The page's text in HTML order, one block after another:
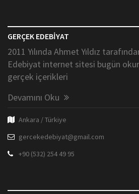
GERÇEK EDEBİYAT
2011 Yılında Ahmet Yıldız
Edebiyat internet sitesi bugün
gerçek içerikleri
Devamını Oku
Ankara / Türkiye
gercekedebiyat@gmail.com
+90 (532) 254 49 95